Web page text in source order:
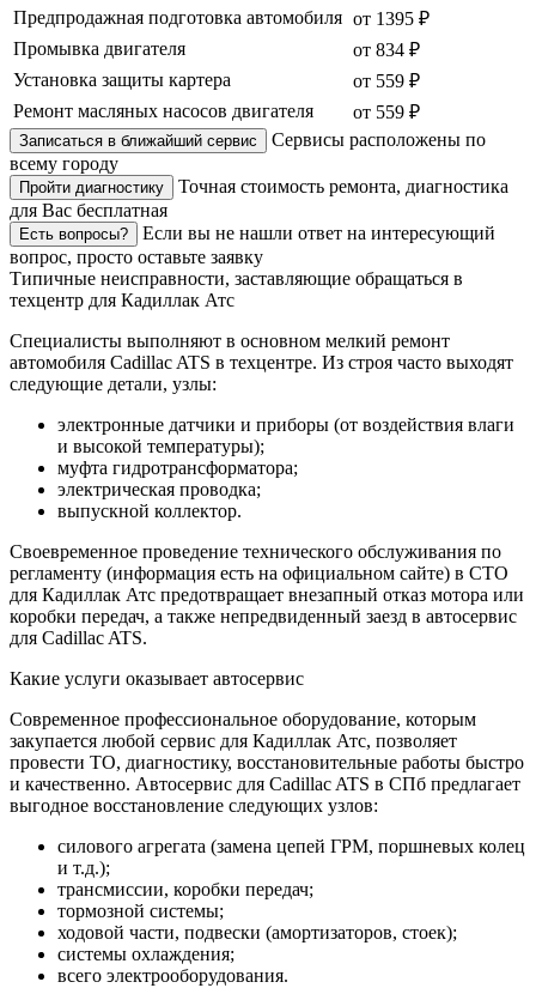
Предпродажная подготовка автомобиля от 1395 ₽
Промывка двигателя
от 834 ₽
Установка защиты картера
от 559 ₽
Ремонт масляных насосов двигателя
от 559 ₽
Записаться в ближайший сервис
Сервисы расположены по
всему городу
Пройти диагностику
Точная стоимость ремонта, диагностика
для Вас бесплатная
Есть вопросы?
Если вы не нашли ответ на интересующий
вопрос, просто оставьте заявку
Типичные неисправности, заставляющие обращаться в
техцентр для Кадиллак Атс
Специалисты выполняют в основном мелкий ремонт
автомобиля Cadillac ATS в техцентре. Из строя часто выходят
следующие детали, узлы:
электронные датчики и приборы (от воздействия влаги
и высокой температуры);
муфта гидротрансформатора;
электрическая проводка;
выпускной коллектор.
Своевременное проведение технического обслуживания по
регламенту (информация есть на официальном сайте) в СТО
для Кадиллак Атс предотвращает внезапный отказ мотора или
коробки передач, а также непредвиденный заезд в автосервис
для Cadillac ATS.
Какие услуги оказывает автосервис
Современное профессиональное оборудование, которым
закупается любой сервис для Кадиллак Атс, позволяет
провести ТО, диагностику, восстановительные работы быстро
и качественно. Автосервис для Cadillac ATS в СПб предлагает
выгодное восстановление следующих узлов:
силового агрегата (замена цепей ГРМ, поршневых колец
и т.д.);
трансмиссии, коробки передач;
тормозной системы;
ходовой части, подвески (амортизаторов, стоек);
системы охлаждения;
всего электрооборудования.